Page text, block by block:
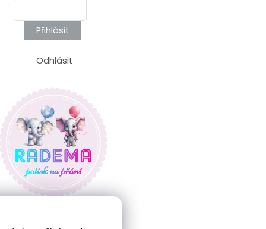
Přihlásit
Odhlásit